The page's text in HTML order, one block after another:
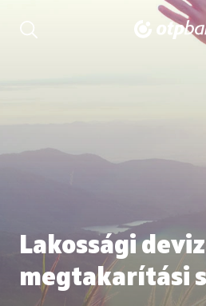
Keresés kinyitása
Lakossági
megtakarítási